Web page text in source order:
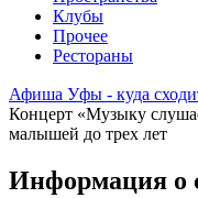
Клубы
Прочее
Рестораны
Афиша Уфы - куда
Концерт «Музыку
малышей до трех лет
Информация о